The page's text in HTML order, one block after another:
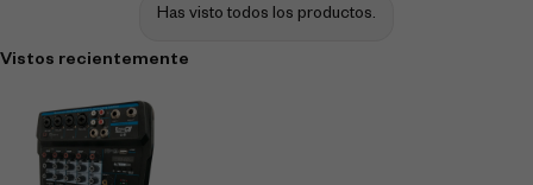
Has visto todos los productos.
Vistos recientemente